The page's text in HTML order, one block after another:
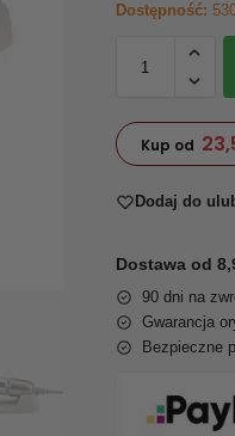
Dostępność:
Kup od
Dodaj do
Dostawa od
90 dni na
Gwarancja
Bezpieczne